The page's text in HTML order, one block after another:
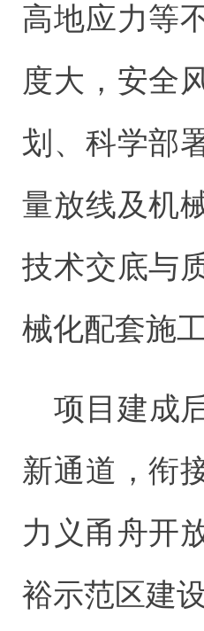
高地应力等
度大，安全
划、科学部
量放线及机
技术交底与
械化配套施
项目建成
新通道，衔
力义甬舟开
裕示范区建